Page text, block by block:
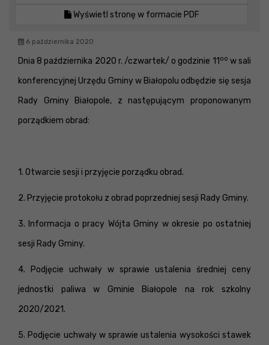
Wyświetl stronę w formacie PDF
6 października 2020
Dnia 8 października 2020 r. /czwartek/ o godzinie 11 oo w sali
konferencyjnej Urzędu Gminy w Białopolu odbędzie się sesja
Rady Gminy Białopole, z następującym proponowanym
porządkiem obrad:
1. Otwarcie sesji i przyjęcie porządku obrad.
2. Przyjęcie protokołu z obrad poprzedniej sesji Rady Gminy.
3. Informacja o pracy Wójta Gminy w okresie po ostatniej
sesji Rady Gminy.
4. Podjęcie uchwały w sprawie ustalenia średniej ceny
jednostki paliwa w Gminie Białopole na rok szkolny
2020/2021.
5. Podjęcie uchwały w sprawie ustalenia wysokości stawek